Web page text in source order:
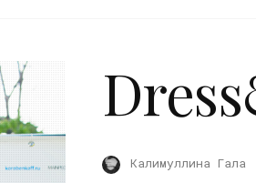
Калимуллина Гала